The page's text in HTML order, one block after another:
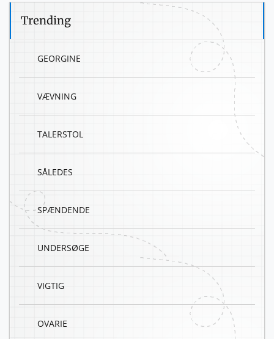
Trending
GEORGINE
VÆVNING
TALERSTOL
SÅLEDES
SPÆNDENDE
UNDERSØGE
VIGTIG
OVARIE